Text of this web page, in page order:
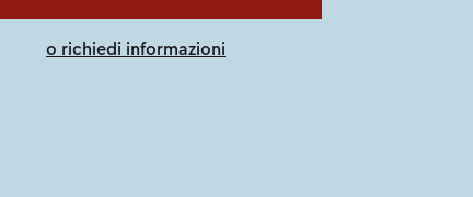
o richiedi informazioni